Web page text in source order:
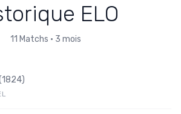
ELO
11 Matchs • 3 mois
1824)